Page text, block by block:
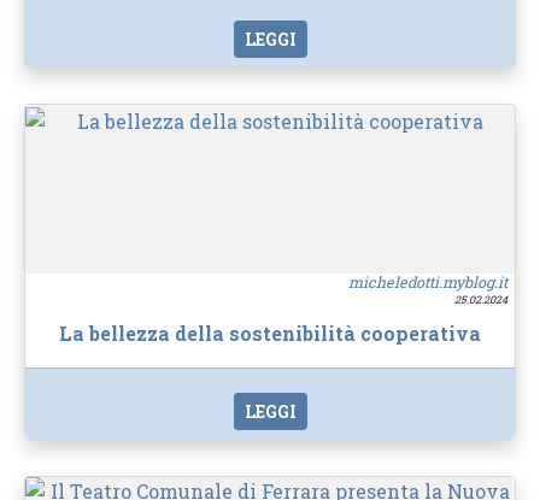
LEGGI
micheledotti.myblog.it
25.02.2024
La bellezza della sostenibilità cooperativa
LEGGI